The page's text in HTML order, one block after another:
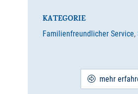
KATEGORIE
Familienfreundlicher Service,
mehr